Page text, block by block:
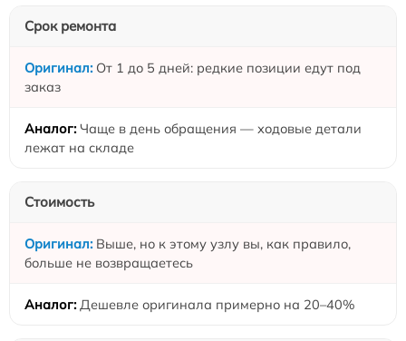
Срок ремонта
От 1 до 5 дней: редкие позиции едут под
заказ
Чаще в день обращения — ходовые детали
лежат на складе
Стоимость
Выше, но к этому узлу вы, как правило,
больше не возвращаетесь
Дешевле оригинала примерно на 20–40%